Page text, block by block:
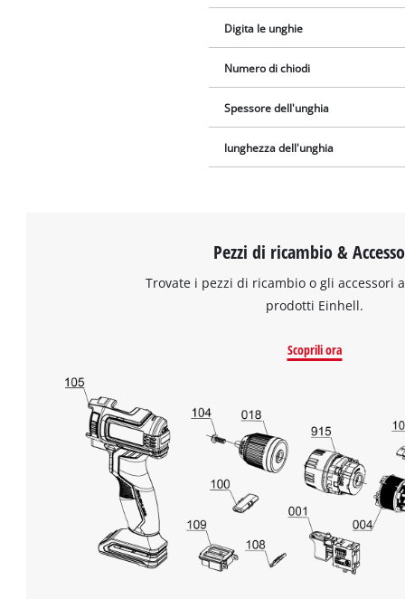
Digita le unghie
Numero di chiodi
Spessore dell'unghia
lunghezza dell'unghia
Pezzi di ricambio &
Trovate i pezzi di ricambio o gli accessori
prodotti Einhell.
Scoprili ora